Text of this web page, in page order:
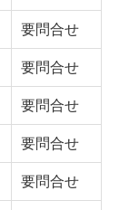
要問合せ
要問合せ
要問合せ
要問合せ
要問合せ